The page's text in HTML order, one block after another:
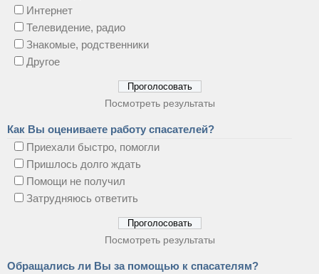
Интернет
Телевидение, радио
Знакомые, родственники
Другое
Посмотреть результаты
Как Вы оцениваете работу спасателей?
Приехали быстро, помогли
Пришлось долго ждать
Помощи не получил
Затрудняюсь ответить
Посмотреть результаты
Обращались ли Вы за помощью к спасателям?